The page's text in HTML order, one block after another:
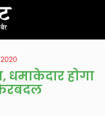
धमाकेदार होगा